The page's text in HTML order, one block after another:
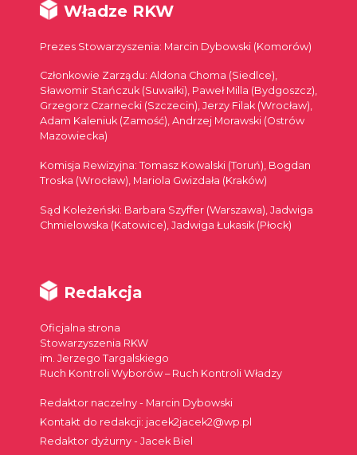
Władze RKW
Prezes Stowarzyszenia: Marcin Dybowski (Komorów)
Członkowie Zarządu: Aldona Choma (Siedlce),
Sławomir Stańczuk (Suwałki), Paweł Milla (Bydgoszcz),
Grzegorz Czarnecki (Szczecin), Jerzy Filak (Wrocław),
Adam Kaleniuk (Zamość), Andrzej Morawski (Ostrów
Mazowiecka)
Komisja Rewizyjna: Tomasz Kowalski (Toruń), Bogdan
Troska (Wrocław), Mariola Gwizdała (Kraków)
Sąd Koleżeński: Barbara Szyffer (Warszawa), Jadwiga
Chmielowska (Katowice), Jadwiga Łukasik (Płock)
Redakcja
Oficjalna strona
Stowarzyszenia RKW
im. Jerzego Targalskiego
Ruch Kontroli Wyborów – Ruch Kontroli Władzy
Redaktor naczelny - Marcin Dybowski
Kontakt do redakcji: jacek2jacek2@wp.pl
Redaktor dyżurny - Jacek Biel